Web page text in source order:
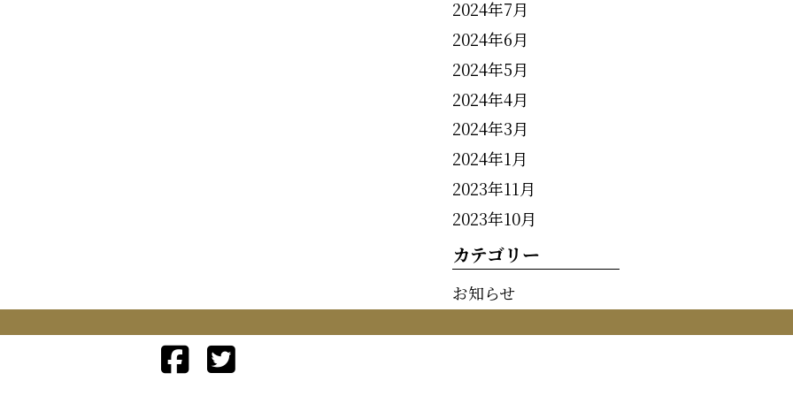
2024年7月
2024年6月
2024年5月
2024年4月
2024年3月
2024年1月
2023年11月
2023年10月
カテゴリー
お知らせ